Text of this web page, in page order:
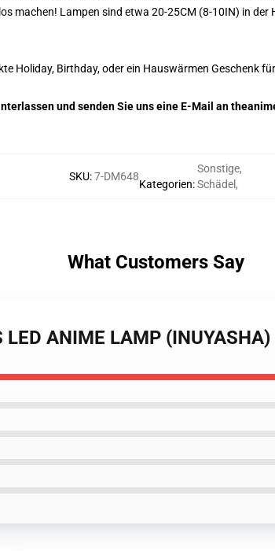
machen! Lampen sind etwa 20-25CM (8-10IN) in der
Holiday, Birthday, oder ein Hauswärmen Geschenk
und senden Sie uns eine E-Mail an
SKU:7-DM648
Kategorien:
Sonstige,
Schädel ,
What Customers Say
ANIME LAMP